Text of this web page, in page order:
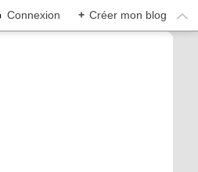
Connexion + Créer mon blog